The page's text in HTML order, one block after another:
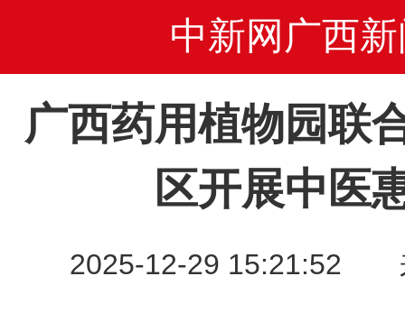
中新网广西新
广西药用植物园联
区开展中医
2025-12-29 15:21:52